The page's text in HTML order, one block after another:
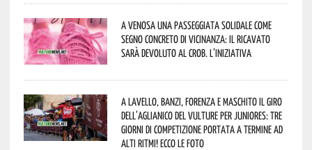
A Venosa una passeggiata solidale come
segno concreto di vicinanza: il ricavato
sarà devoluto al CROB. L’iniziativa
A Lavello, Banzi, Forenza e Maschito il Giro
dell’Aglianico del Vulture per juniores: tre
giorni di competizione portata a termine ad
alti ritmi! Ecco le foto